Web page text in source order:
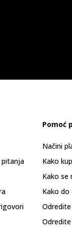
pitanja
Pomoć
Načini
Kako
Kako se
Kako do